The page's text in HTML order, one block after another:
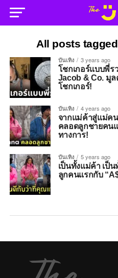
All posts
บันเทิง 3 years ago
โชกเกอร์แบบพี่ร
Jacob & Co. มู
โชกเกอร์!
บันเทิง 4 years ago
จากแม่ค้าสู่แม่คน
คลอดลูกชายคน
ทางการ!
บันเทิง 5 years ago
เป็นทั้งแม่ค้า เป็
ลูกคนแรกกับ